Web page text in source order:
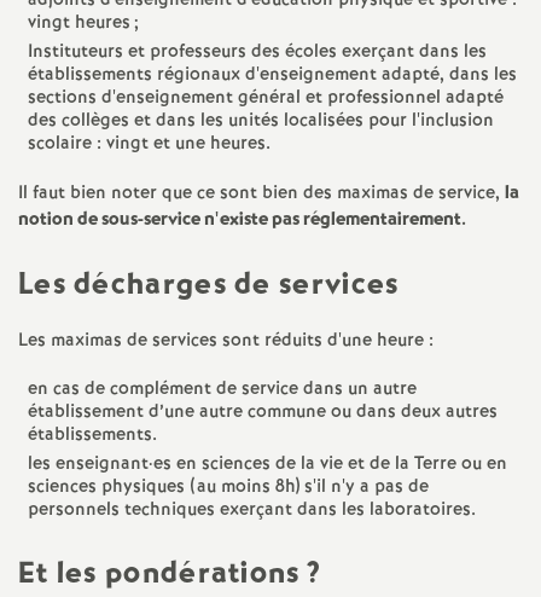
e
i
n
e
m
e
n
t
vingt heures;
Instituteurs et professeurs des écoles exerçant dans les
établissements régionaux d'enseignement adapté, dans les
sections d'enseignement général et professionnel adapté
des collèges et dans les unités localisées pour l'inclusion
scolaire : vingt et une heures.
Il faut bien noter que ce sont bien des maximas de service, la
notion de sous-service n'existe pas réglementairement.
Les décharges de services
Les maximas de services sont réduits d'une heure :
en cas de complément de service dans un autre
établissement d’une autre commune ou dans deux autres
établissements.
les enseignant·es en sciences de la vie et de la Terre ou en
sciences physiques (au moins 8h) s'il n'y a pas de
personnels techniques exerçant dans les laboratoires.
Et les pondérations ?